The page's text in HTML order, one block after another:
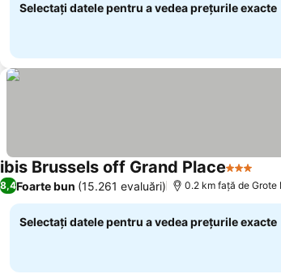
Selectați datele pentru a vedea prețurile exacte
ibis Brussels off Grand Place3 Stele
8,4Foarte bun (15.261 evaluări) 0.2 km faţă de Grote
Selectați datele pentru a vedea prețurile exacte